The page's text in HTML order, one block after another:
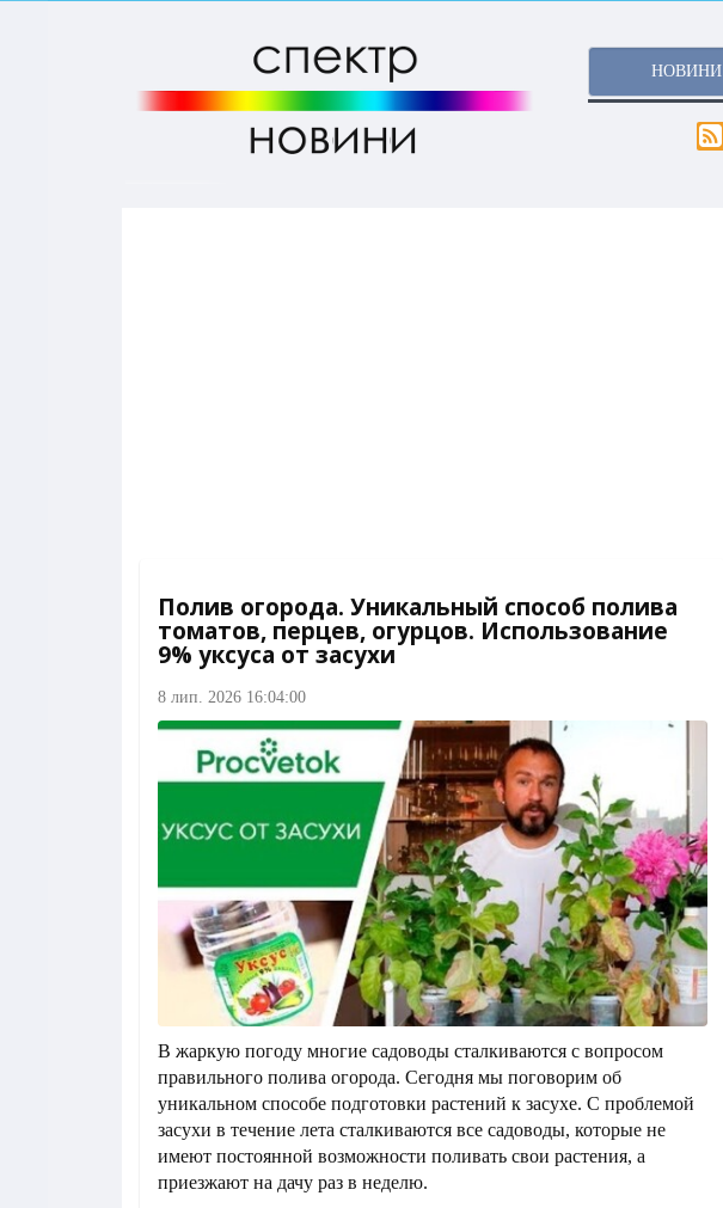
НОВИНИ
Полив огорода. Уникальный способ полива
томатов, перцев, огурцов. Использование
9% уксуса от засухи
8 лип. 2026 16:04:00
В жаркую погоду многие садоводы сталкиваются с вопросом
правильного полива огорода. Сегодня мы поговорим об
уникальном способе подготовки растений к засухе. С проблемой
засухи в течение лета сталкиваются все садоводы, которые не
имеют постоянной возможности поливать свои растения, а
приезжают на дачу раз в неделю.